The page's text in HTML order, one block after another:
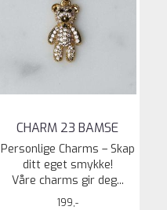
CHARM 23 BAMSE
Personlige Charms – Skap
ditt eget smykke!
Våre charms gir deg...
199,-